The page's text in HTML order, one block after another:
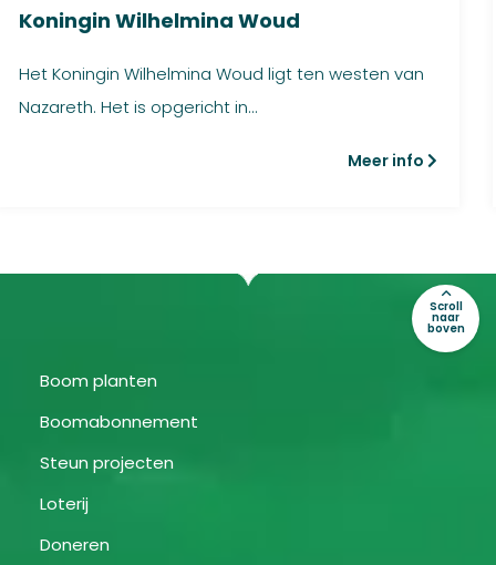
Koningin Wilhelmina Woud
Het Koningin Wilhelmina Woud ligt ten westen van
Nazareth. Het is opgericht in...
Meer info
Boom planten
Boomabonnement
Steun projecten
Loterij
Doneren
Scroll
naar
boven